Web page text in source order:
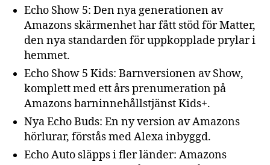
Echo Show 5: Den nya generationen av
Amazons skärmenhet har fått stöd för Matter,
den nya standarden för uppkopplade prylar i
hemmet.
Echo Show 5 Kids: Barnversionen av Show,
komplett med ett års prenumeration på
Amazons barninnehållstjänst Kids+.
Nya Echo Buds: En ny version av Amazons
hörlurar, förstås med Alexa inbyggd.
Echo Auto släpps i fler länder: Amazons